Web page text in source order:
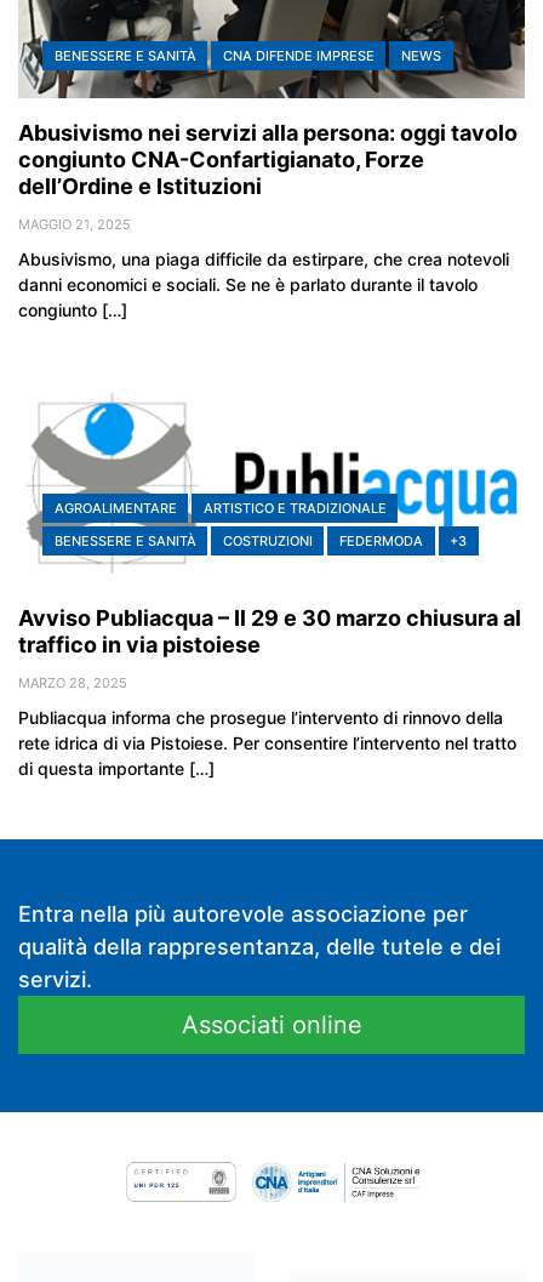
BENESSERE E SANITÀ CNA DIFENDE IMPRESE NEWS
Abusivismo nei servizi alla persona: oggi tavolo
congiunto CNA-Confartigianato, Forze
dell’Ordine e Istituzioni
MAGGIO 21, 2025
Abusivismo, una piaga difficile da estirpare, che crea notevoli
danni economici e sociali. Se ne è parlato durante il tavolo
congiunto […]
AGROALIMENTARE
ARTISTICO E TRADIZIONALE
BENESSERE E SANITÀ
COSTRUZIONI FEDERMODA +3
Avviso Publiacqua – Il 29 e 30 marzo chiusura al
traffico in via pistoiese
MARZO 28, 2025
Publiacqua informa che prosegue l’intervento di rinnovo della
rete idrica di via Pistoiese. Per consentire l’intervento nel tratto
di questa importante […]
Entra nella più autorevole associazione per
qualità della rappresentanza, delle tutele e dei
servizi.
Associati online